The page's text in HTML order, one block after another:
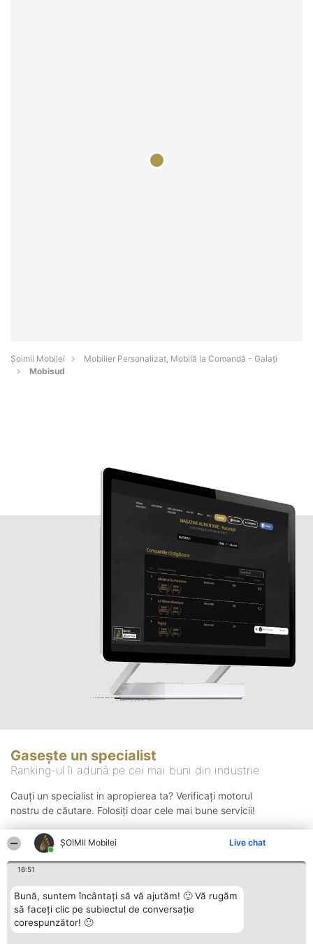
ȘOIMII Mobilei Live chat
16:51
Bună, suntem încântați să vă ajutăm! 🙂 Vă rugăm
să faceți clic pe subiectul de conversație
corespunzător! 🙂
Șoimii Mobilei
Mobilier Personalizat, Mobilă la Comandă - Galaţi
Mobisud
Gasește un specialist
Ranking-ul îi adună pe cei mai buni din industrie
Cauți un specialist in apropierea ta? Verificați motorul
nostru de căutare. Folosiți doar cele mai bune servicii!